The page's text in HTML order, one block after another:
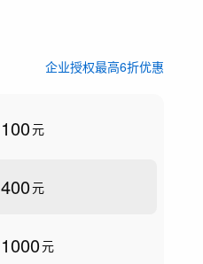
企业授权最高6折优惠
100元
400元
1000元